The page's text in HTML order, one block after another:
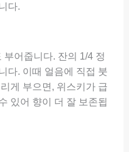
다.
어줍니다. 잔의 1/4 정
다. 이때 얼음에 직접 붓
게 부으면, 위스키가 급
있어 향이 더 잘 보존됩